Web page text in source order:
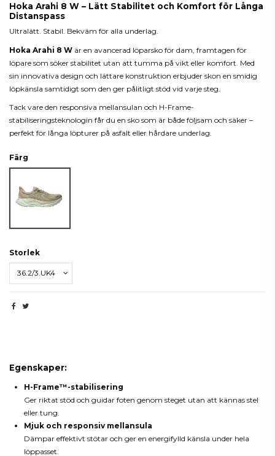
Hoka Arahi 8 W – Lätt Stabilitet och Komfort för Långa
Distanspass
Ultralätt. Stabil. Bekväm för alla underlag.
Hoka Arahi 8 W är en avancerad löparsko för dam, framtagen för
löpare som söker stabilitet utan att tumma på vikt eller komfort. Med
sin innovativa design och lättare konstruktion erbjuder skon en smidig
löpkänsla samtidigt som den ger pålitligt stöd vid varje steg.
Tack vare den responsiva mellansulan och H-Frame-
stabiliseringsteknologin får du en sko som är både följsam och säker –
perfekt för långa löpturer på asfalt eller hårdare underlag.
Färg
Storlek
Egenskaper:
H-Frame™-stabilisering
Ger riktat stöd och guidar foten genom steget utan att kännas stel
eller tung.
Mjuk och responsiv mellansula
Dämpar effektivt stötar och ger en energifylld känsla under hela
löppasset.